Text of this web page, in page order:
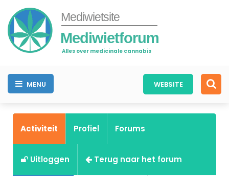
Mediwietsite
Mediwietforum
Alles over medicinale cannabis
MENU WEBSITE
Activiteit Profiel Forums
Uitloggen Terug naar het forum